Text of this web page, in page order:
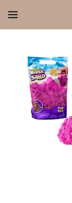
Ga
hoofdinhoud